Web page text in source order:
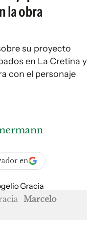
la obra
su proyecto
en La Cretina y
con el personaje
en
Marcelo